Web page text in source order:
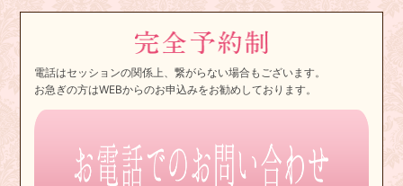
電話はセッションの関係上、繋がらない場合もございます。
お急ぎの方はWEBからのお申込みをお勧めしております。